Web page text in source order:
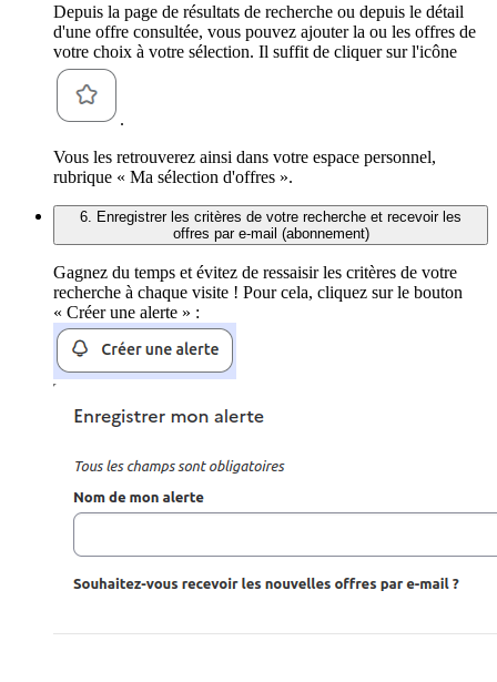
Depuis la page de résultats de recherche ou depuis le détail
d'une offre consultée, vous pouvez ajouter la ou les offres de
votre choix à votre sélection. Il suffit de cliquer sur l'icône
.
Vous les retrouverez ainsi dans votre espace personnel,
rubrique « Ma sélection d'offres ».
6. Enregistrer les critères de votre recherche et recevoir les
offres par e-mail (abonnement)
Gagnez du temps et évitez de ressaisir les critères de votre
recherche à chaque visite ! Pour cela, cliquez sur le bouton
« Créer une alerte » :